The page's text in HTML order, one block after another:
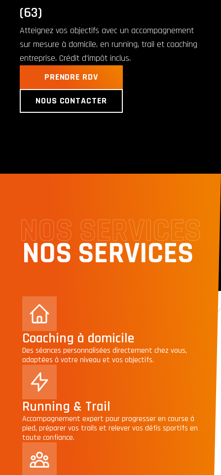
(63)
Atteignez vos objectifs avec un accompagnement
sur mesure à domicile, en running, trail et coaching
entreprise. Crédit d'impôt inclus.
PRENDRE RDV
NOUS CONTACTER
NOS SERVICES
NOS SERVICES
Coaching à domicile
Des séances personnalisées directement chez vous,
adaptées à votre niveau et vos objectifs.
Running & Trail
Accompagnement expert pour progresser en course à
pied, préparer vos trails et relever vos défis sportifs en
toute confiance.